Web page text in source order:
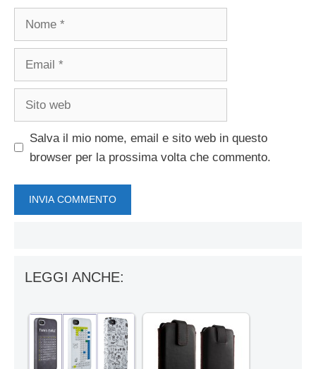
Nome
Email
Sito
Salva il mio nome, email e sito web in questo
browser per la prossima volta che commento.
LEGGI ANCHE: